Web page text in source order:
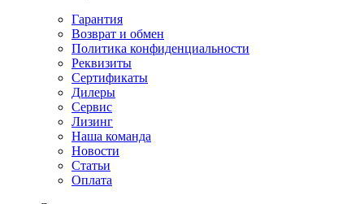
Гарантия
Возврат и обмен
Политика конфиденциальности
Реквизиты
Сертификаты
Дилеры
Сервис
Лизинг
Наша команда
Новости
Статьи
Оплата